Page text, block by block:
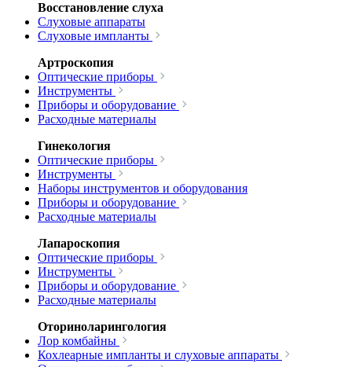
Восстановление слуха
Слуховые аппараты
Слуховые импланты
Артроскопия
Оптические приборы
Инструменты
Приборы и оборудование
Расходные материалы
Гинекология
Оптические приборы
Инструменты
Наборы инструментов и оборудования
Приборы и оборудование
Расходные материалы
Лапароскопия
Оптические приборы
Инструменты
Приборы и оборудование
Расходные материалы
Оториноларингология
Лор комбайны
Кохлеарные импланты и слуховые аппараты